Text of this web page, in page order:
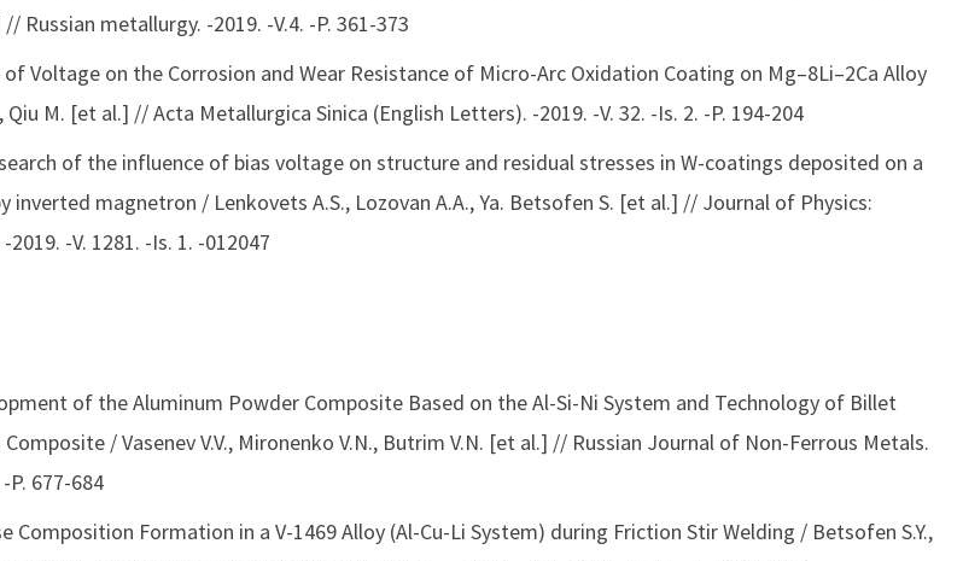
Russian metallurgy. -2019. -V.4. -P. 361-373
of Voltage on the Corrosion and Wear Resistance of Micro-Arc Oxidation Coating on Mg–8Li–2Ca Alloy
Qiu M. [et al.] // Acta Metallurgica Sinica (English Letters). -2019. -V. 32. -Is. 2. -P. 194-204
of the influence of bias voltage on structure and residual stresses in W-coatings deposited on a
inverted magnetron / Lenkovets A.S., Lozovan A.A., Ya. Betsofen S. [et al.] // Journal of Physics:
2019. -V. 1281. -Is. 1. -012047
of the Aluminum Powder Composite Based on the Al-Si-Ni System and Technology of Billet
/ Vasenev V.V., Mironenko V.N., Butrim V.N. [et al.] // Russian Journal of Non-Ferrous Metals.
P. 677-684
Composition Formation in a V-1469 Alloy (Al-Cu-Li System) during Friction Stir Welding / Betsofen S.Y.,